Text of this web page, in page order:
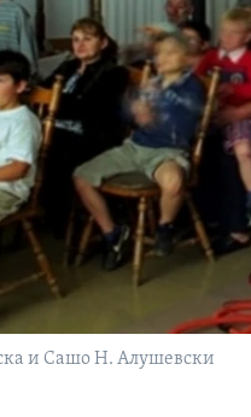
и Сашо Н. Алушевски